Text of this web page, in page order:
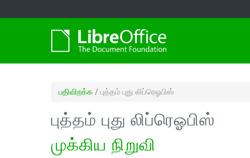
பதிவிறக்க / புத்தம் புது லிப்ரெஓபிஸ்
புத்தம் புது லிப்ரெஓபிஸ்
முக்கிய நிறுவி